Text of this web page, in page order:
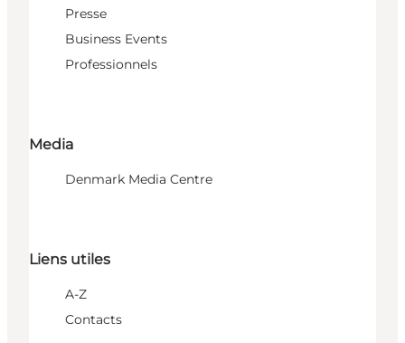
Presse
Business Events
Professionnels
Media
Denmark Media Centre
Liens utiles
A-Z
Contacts